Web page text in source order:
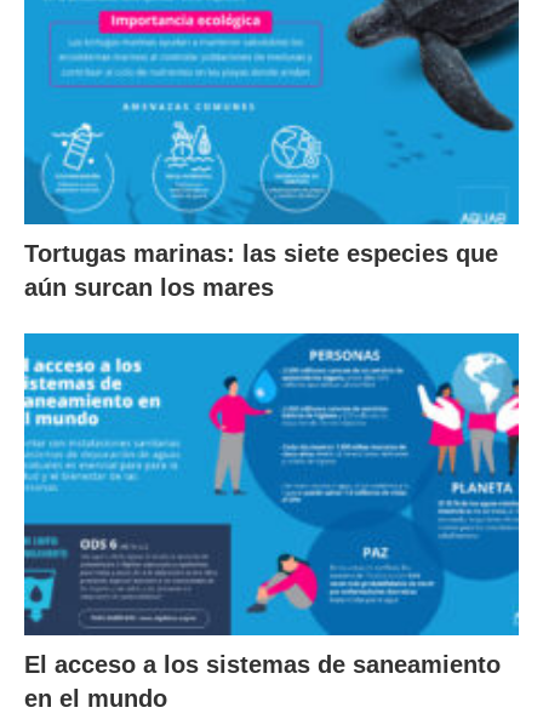
Tortugas marinas: las siete especies que
aún surcan los mares
El acceso a los sistemas de saneamiento
en el mundo